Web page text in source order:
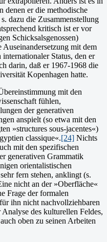
denen er die methodische
dazu die Zusammenstellung
kritisch ist er vor
Schicksalsgenossen)
Auseinandersetzung mit dem
internationaler Status, den er
darin, daß er 1967-1968 die
Kopenhagen hatte.
mit den
fühlen,
der generativen
anspielt (so etwa mit den
»structures sous-jacentes«)
classique«.[24] Nichts
mit den spezifischen
generativen Grammatik
orientalistischen
fern stehen, anklingt (s.
nicht an der »Oberfläche«
Frage der formalen
ihn nicht nachvollziehbaren
des kulturellen Feldes,
oben zu seinen Arbeiten